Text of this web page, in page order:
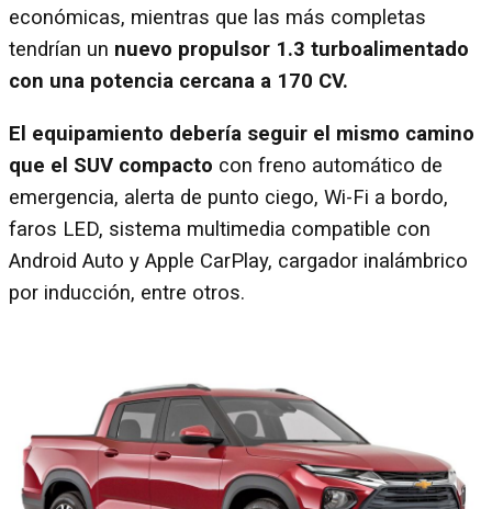
económicas, mientras que las más completas
tendrían un nuevo propulsor 1.3 turboalimentado
con una potencia cercana a 170 CV.
El equipamiento debería seguir el mismo camino
que el SUV compacto con freno automático de
emergencia, alerta de punto ciego, Wi-Fi a bordo,
faros LED, sistema multimedia compatible con
Android Auto y Apple CarPlay, cargador inalámbrico
por inducción, entre otros.